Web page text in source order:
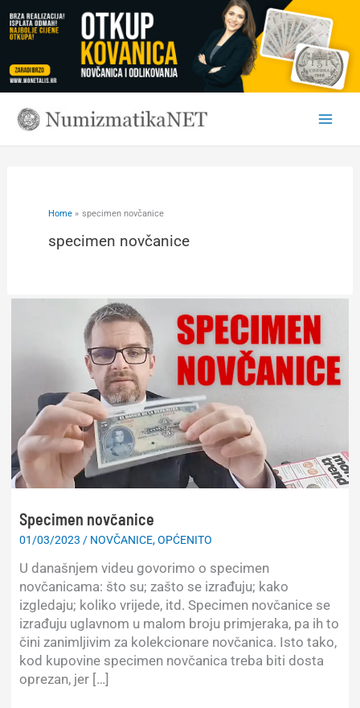
to
content
Home specimen novčanice
specimen novčanice
Specimen novčanice
01/03/2023 / NOVČANICE,OPĆENITO
U današnjem videu govorimo o specimen
novčanicama: što su; zašto se izrađuju; kako
izgledaju; koliko vrijede, itd. Specimen novčanice se
izrađuju uglavnom u malom broju primjeraka, pa ih to
čini zanimljivim za kolekcionare novčanica. Isto tako,
kod kupovine specimen novčanica treba biti dosta
oprezan, jer […]